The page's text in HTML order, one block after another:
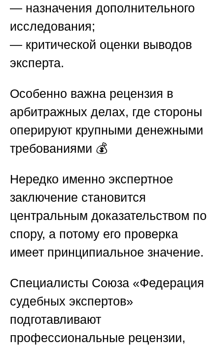
— назначения дополнительного
исследования;
— критической оценки выводов
эксперта.
Особенно важна рецензия в
арбитражных делах, где стороны
оперируют крупными денежными
требованиями 💰
Нередко именно экспертное
заключение становится
центральным доказательством по
спору, а потому его проверка
имеет принципиальное значение.
Специалисты Союза «Федерация
судебных экспертов»
подготавливают
профессиональные рецензии,